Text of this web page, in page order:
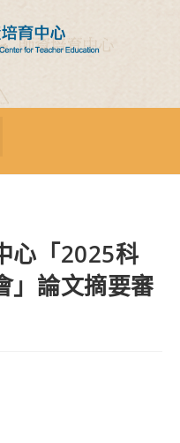
心「2025科
」論文摘要審